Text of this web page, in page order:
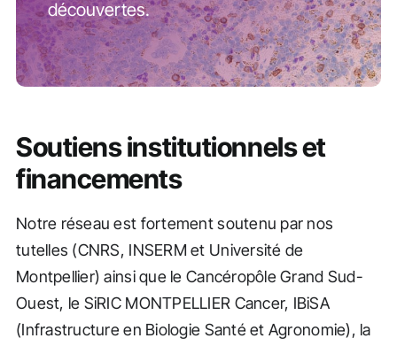
découvertes.
Soutiens institutionnels et
financements
Notre réseau est fortement soutenu par nos
tutelles (CNRS, INSERM et Université de
Montpellier) ainsi que le Cancéropôle Grand Sud-
Ouest, le SiRIC MONTPELLIER Cancer, IBiSA
(Infrastructure en Biologie Santé et Agronomie), la